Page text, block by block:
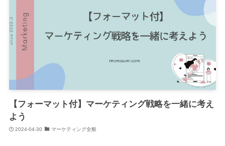
【フォーマット付】マーケティング戦略を一緒に考え
よう
2024-04-30 マーケティング全般